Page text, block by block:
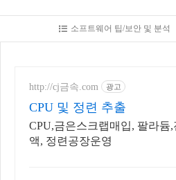
소프트웨어 팁/보안 및 분석
http://cj금속.com 광고
CPU 및 정련 추출
CPU,금은스크랩매입, 팔라듐
액, 정련공장운영